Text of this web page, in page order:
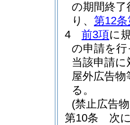
の期間終了
り、 第12
4
前3項に
の申請を
当該申請
屋外広告
る。
(禁止広告
第10条
次